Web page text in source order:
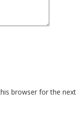
browser for the next